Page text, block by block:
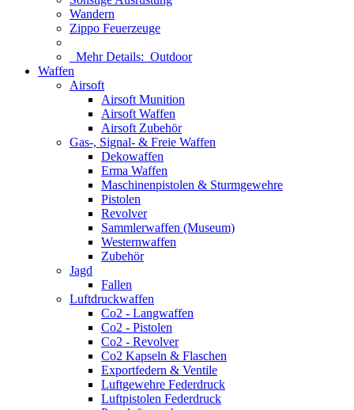
Wandern
Zippo Feuerzeuge
Mehr Details: Outdoor
Waffen
Airsoft
Airsoft Munition
Airsoft Waffen
Airsoft Zubehör
Gas-, Signal- & Freie Waffen
Dekowaffen
Erma Waffen
Maschinenpistolen & Sturmgewehre
Pistolen
Revolver
Sammlerwaffen (Museum)
Westernwaffen
Zubehör
Jagd
Fallen
Luftdruckwaffen
Co2 - Langwaffen
Co2 - Pistolen
Co2 - Revolver
Co2 Kapseln & Flaschen
Exportfedern & Ventile
Luftgewehre Federdruck
Luftpistolen Federdruck